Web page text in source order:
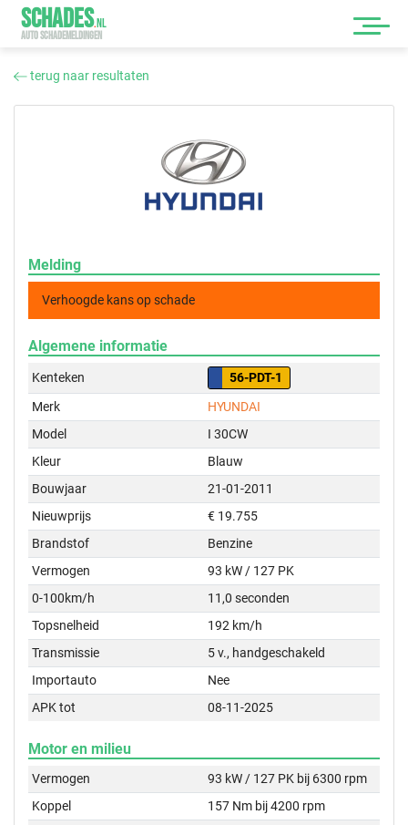
SCHADES.NL
AUTO SCHADEMELDINGEN
terug naar resultaten
Melding
Verhoogde kans op schade
Algemene informatie
Kenteken
56-PDT-1
Merk
HYUNDAI
Model
I 30CW
Kleur
Blauw
Bouwjaar
21-01-2011
Nieuwprijs
€ 19.755
Brandstof
Benzine
Vermogen
93 kW / 127 PK
0-100km/h
11,0 seconden
Topsnelheid
192 km/h
Transmissie
5 v., handgeschakeld
Importauto
Nee
APK tot
08-11-2025
Motor en milieu
Vermogen
93 kW / 127 PK bij 6300 rpm
Koppel
157 Nm bij 4200 rpm